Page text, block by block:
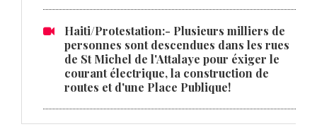
Haiti/Protestation:- Plusieurs milliers de
personnes sont descendues dans les rues
de St Michel de l'Attalaye pour éxiger le
courant électrique, la construction de
routes et d'une Place Publique!